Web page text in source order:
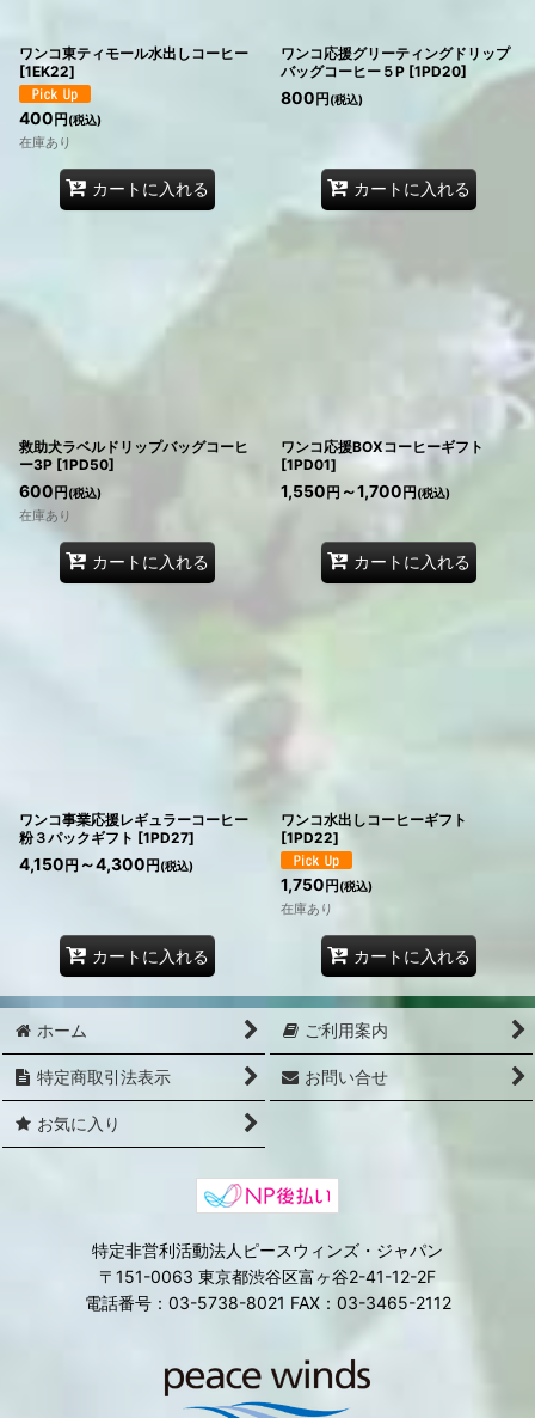
ワンコ東ティモール水出しコーヒー
[1EK22]
400円(税込)
在庫あり
カートに入れる
ワンコ応援グリーティングドリップ
バッグコーヒー５P [1PD20]
800円(税込)
カートに入れる
救助犬ラベルドリップバッグコーヒ
ー3P [1PD50]
600円(税込)
在庫あり
カートに入れる
ワンコ応援BOXコーヒーギフト
[1PD01]
1,550円 ～1,700円(税込)
カートに入れる
ワンコ事業応援レギュラーコーヒー
粉３パックギフト [1PD27]
4,150円 ～4,300円(税込)
カートに入れる
ワンコ水出しコーヒーギフト
[1PD22]
1,750 円 (税込)
在庫あり
カートに入れる
ホーム ご利用案内
特定商取引法表示 お問い合せ
お気に入り
特定非営利活動法人ピースウィンズ・ジャパン
〒151-0063 東京都渋谷区富ヶ谷2-41-12-2F
電話番号：03-5738-8021 FAX：03-3465-2112